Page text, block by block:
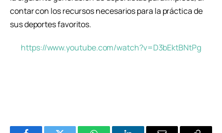
contar con los recursos necesarios para la práctica de
sus deportes favoritos.
https://www.youtube.com/watch?v=D3bEktBNtPg